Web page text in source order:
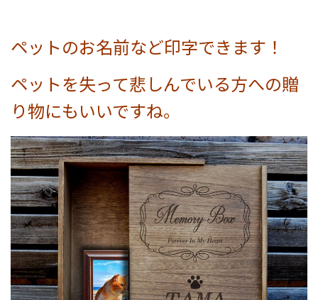
ペットのお名前など印字できます！
ペットを失って悲しんでいる方への贈
り物にもいいですね。